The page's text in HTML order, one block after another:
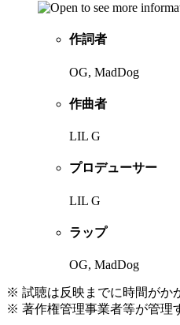
作詞者
OG, MadDog
作曲者
LIL G
プロデューサー
LIL G
ラップ
OG, MadDog
※ 試聴は反映までに時間がか
※ 著作権管理事業者等が管理